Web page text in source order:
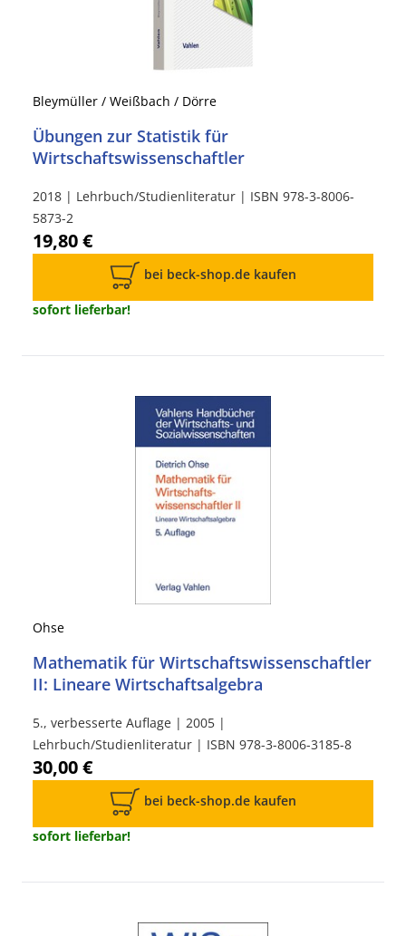
Bleymüller / Weißbach / Dörre
Übungen zur Statistik für
Wirtschaftswissenschaftler
2018 | Lehrbuch/Studienliteratur | ISBN 978-3-8006-
5873-2
19,80 €
bei beck-shop.de kaufen
sofort lieferbar!
Ohse
Mathematik für Wirtschaftswissenschaftler
II: Lineare Wirtschaftsalgebra
5., verbesserte Auflage | 2005 |
Lehrbuch/Studienliteratur | ISBN 978-3-8006-3185-8
30,00 €
bei beck-shop.de kaufen
sofort lieferbar!